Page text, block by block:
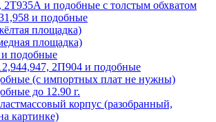
и подобные с толстым обхватом
и подобные
площадка)
площадка)
подобные
2П904 и подобные
(с импортных плат не нужны)
до 12.90 г.
корпус (разобранный,
картинке)